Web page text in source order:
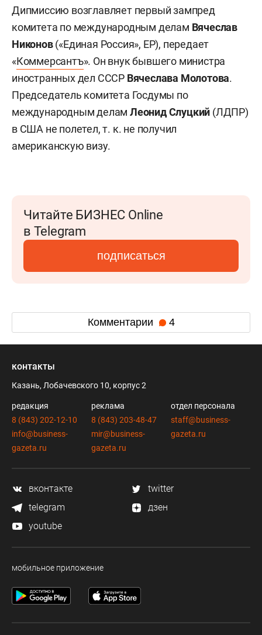
Дипмиссию возглавляет первый зампред
комитета по международным делам Вячеслав
Никонов(«Единая Россия», ЕР), передает
«Коммерсантъ». Он внук бывшего министра
иностранных дел СССР Вячеслава Молотова.
Председатель комитета Госдумы по
международным деламЛеонид Слуцкий (ЛДПР)
в США не полетел, т. к. не получил
американскую визу.
Читайте БИЗНЕС Online
в Telegram
подписаться
Комментарии 4
контакты
Казань, Лобачевского 10, корпус 2
редакция
8 (843) 202-12-10
info@business-
gazeta.ru
реклама
8 (843) 203-48-47
mir@business-
gazeta.ru
отдел персонала
staff@business-
gazeta.ru
вконтакте
twitter
telegram
дзен
youtube
мобильное приложение